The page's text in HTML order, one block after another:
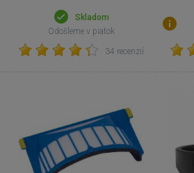
Skladom
Odošleme v piatok
34 recenzií